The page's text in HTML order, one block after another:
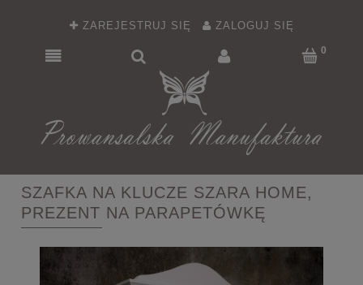
ZAREJESTRUJ SIĘ ZALOGUJ SIĘ
SZAFKA NA KLUCZE SZARA HOME,
PREZENT NA PARAPETÓWKĘ